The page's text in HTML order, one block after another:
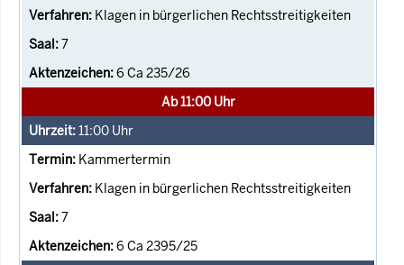
Klagen in bürgerlichen Rechtsstreitigkeiten
7
6 Ca 235/26
Ab 11:00 Uhr
11:00 Uhr
Kammertermin
Klagen in bürgerlichen Rechtsstreitigkeiten
7
6 Ca 2395/25